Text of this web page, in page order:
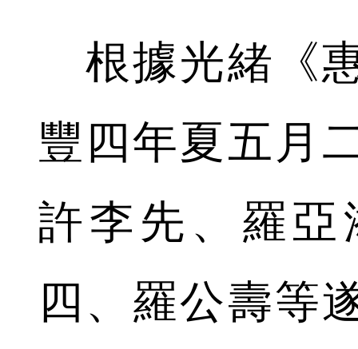
根據光緒《
豐四年夏五月
許李先、羅亞
四、羅公壽等